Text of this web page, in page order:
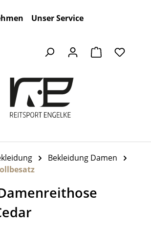
Unser Service
Warenkorb
Bekleidung Damen